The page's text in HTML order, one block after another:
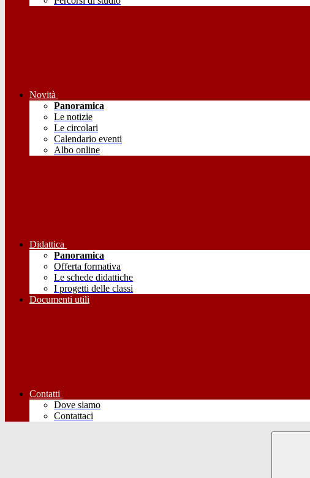
Novità
Panoramica
Le notizie
Le circolari
Calendario eventi
Albo online
Didattica
Panoramica
Offerta formativa
Le schede didattiche
I progetti delle classi
Documenti utili
Contatti
Dove siamo
Contattaci